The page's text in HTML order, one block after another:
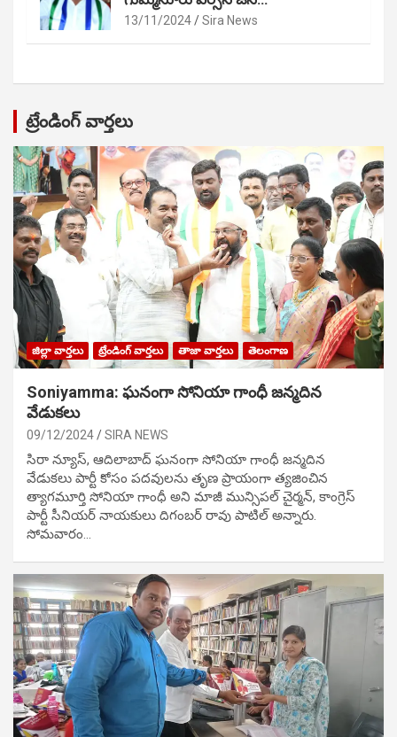
13/11/2024 Sira News
ట్రేండింగ్ వార్తలు
జిల్లా వార్తలు ట్రేండింగ్ వార్తలు తాజా వార్తలు తెలంగాణ
Soniyamma: ఘ‌నంగా సోనియా గాంధీ జ‌న్మ‌దిన
వేడుక‌లు
09/12/2024 SIRA NEWS
సిరా న్యూస్, ఆదిలాబాద్ ఘ‌నంగా సోనియా గాంధీ జ‌న్మ‌దిన
వేడుక‌లు పార్టీ కోసం ప‌ద‌వుల‌ను తృణ ప్రాయంగా త్య‌జించిన
త్యాగమూర్తి సోనియా గాంధీ అని మాజీ మున్సిప‌ల్ చైర్మ‌న్, కాంగ్రెస్
పార్టీ సీనియ‌ర్ నాయ‌కులు దిగంబ‌ర్ రావు పాటిల్ అన్నారు.
సోమవారం…